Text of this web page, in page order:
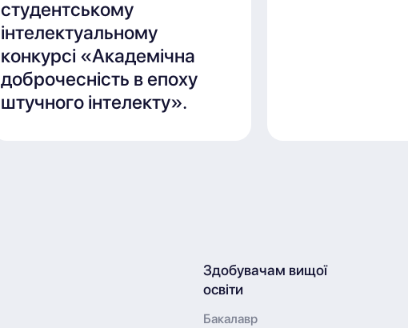
студентському
інтелектуальному
конкурсі «Академічна
доброчесність в епоху
штучного інтелекту».
Здобувачам вищої
освіти
Бакалавр